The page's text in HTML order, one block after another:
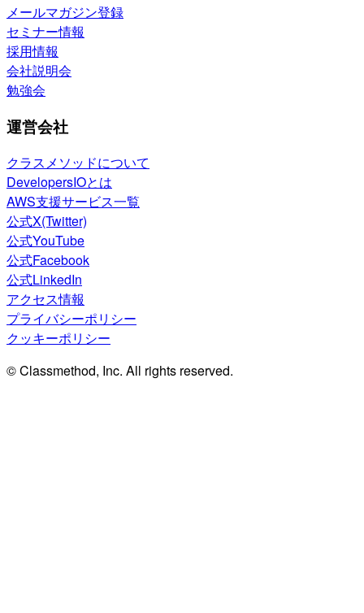
メールマガジン登録
セミナー情報
採用情報
会社説明会
勉強会
運営会社
クラスメソッドについて
DevelopersIOとは
AWS支援サービス一覧
公式X(Twitter)
公式YouTube
公式Facebook
公式LinkedIn
アクセス情報
プライバシーポリシー
クッキーポリシー
© Classmethod, Inc. All rights reserved.